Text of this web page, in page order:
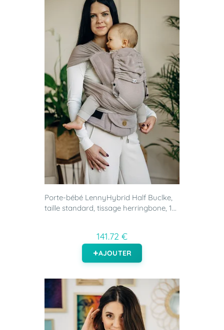
Porte-bébé LennyHybrid Half Buclke,
taille standard, tissage herringbone, 1...
141.72 €
AJOUTER